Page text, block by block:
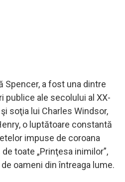
Spencer, a fost una dintre
publice ale secolului al XX-
soţia lui Charles Windsor,
o luptătoare constantă
impuse de coroana
toate „Prinţesa inimilor”,
oameni din întreaga lume.